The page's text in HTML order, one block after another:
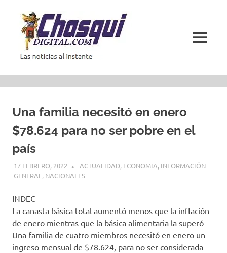
contenido
MENÚ
Una familia necesitó en enero
$78.624 para no ser pobre en el
país
17 FEBRERO, 2022 ACTUALIDAD, ECONOMIA, INFORMACIÓN
GENERAL, NACIONALES
INDEC
La canasta básica total aumentó menos que la inflación
de enero mientras que la básica alimentaria la superó
Una familia de cuatro miembros necesitó en enero un
ingreso mensual de $78.624, para no ser considerada